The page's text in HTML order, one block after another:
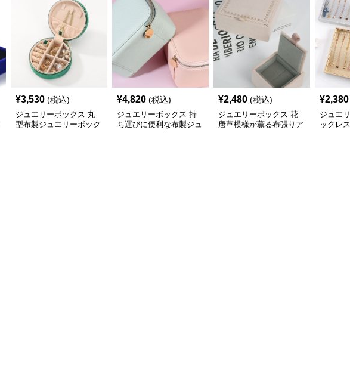
¥3,530 (税込)
ジュエリーボックス 丸
型布製ジュエリーボック
¥4,820 (税込)
ジュエリーボックス 持
ち運びに便利な布製ジュ
¥2,480 (税込)
ジュエリーボックス 花
唐草模様が薫る布張りア
¥2,380
ジュエ
ックレ